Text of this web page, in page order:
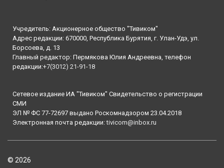
Учредитель: Акционерное общество "Тивиком"
Адрес редакции: 670000, Республика Бурятия, г. Улан-Удэ, ул.
Борсоева, д. 13
Главный редактор: Пермякова Юлия Андреевна, телефон
редакции:+7(3012) 21-91-18
Сетевое издание ИА "Тивиком" Свидетельство о регистрации
СМИ
ЭЛ № ФС 77-72697 выдано Роскомнадзором 23.04.2018
Электронная почта редакции:tivicom@inbox.ru
© 2026